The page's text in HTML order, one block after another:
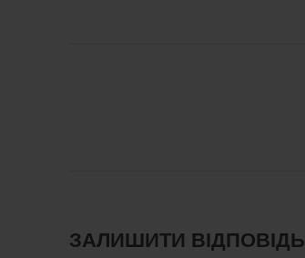
ЗАЛИШИТИ ВІДПОВІДЬ